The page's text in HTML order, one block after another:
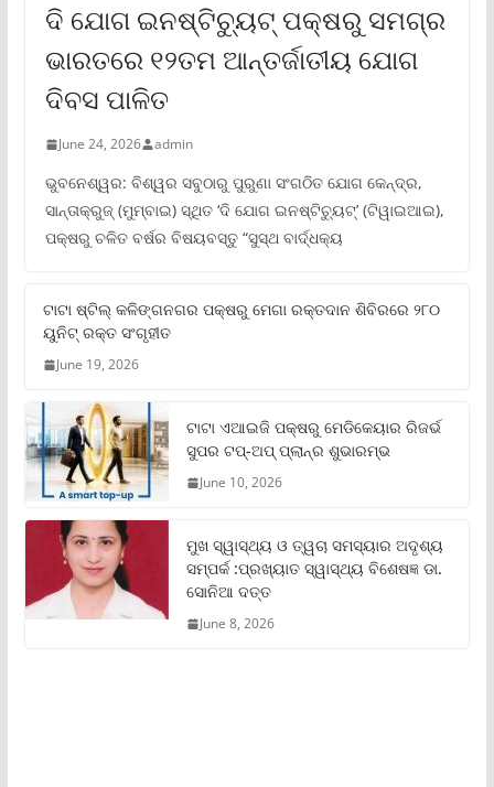
ଦି ଯୋଗ ଇନଷ୍ଟିଚ୍ୟୁଟ୍ ପକ୍ଷରୁ ସମଗ୍ର
ଭାରତରେ ୧୨ତମ ଆନ୍ତର୍ଜାତୀୟ ଯୋଗ
ଦିବସ ପାଳିତ
June 24, 2026 admin
ଭୁବନେଶ୍ୱର: ବିଶ୍ୱର ସବୁଠାରୁ ପୁରୁଣା ସଂଗଠିତ ଯୋଗ କେନ୍ଦ୍ର,
ସାନ୍ତାକ୍ରୁଜ୍ (ମୁମ୍ବାଇ) ସ୍ଥିତ ‘ଦି ଯୋଗ ଇନଷ୍ଟିଚ୍ୟୁଟ୍‌’ (ଟିୱାଇଆଇ),
ପକ୍ଷରୁ ଚଳିତ ବର୍ଷର ବିଷୟବସ୍ତୁ “ସୁସ୍ଥ ବାର୍ଦ୍ଧକ୍ୟ
ଟାଟା ଷ୍ଟିଲ୍‌ କଳିଙ୍ଗନଗର ପକ୍ଷରୁ ମେଗା ରକ୍ତଦାନ ଶିବିରରେ ୨୮୦
ୟୁନିଟ୍‌ ରକ୍ତ ସଂଗୃହୀତ
June 19, 2026
ଟାଟା ଏଆଇଜି ପକ୍ଷରୁ ମେଡିକେୟାର ରିଜର୍ଭ
ସୁପର ଟପ୍‌-ଅପ୍ ପ୍ଲାନ୍‌ର ଶୁଭାରମ୍ଭ
June 10, 2026
ମୁଖ ସ୍ୱାସ୍ଥ୍ୟ ଓ ତ୍ୱଚା ସମସ୍ୟାର ଅଦୃଶ୍ୟ
ସମ୍ପର୍କ :ପ୍ରଖ୍ୟାତ ସ୍ୱାସ୍ଥ୍ୟ ବିଶେଷଜ୍ଞ ଡା.
ସୋନିଆ ଦତ୍ତ
June 8, 2026